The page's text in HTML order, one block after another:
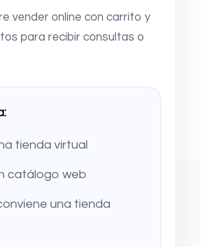
vender online con carrito y
para recibir consultas o
tienda virtual
catálogo web
una tienda